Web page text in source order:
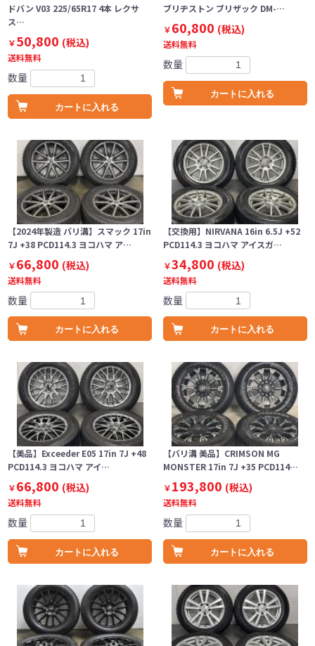
ドバン V03 225/65R17 4本 レクサ
ス…
￥50,800 (税込)
送料無料
数量
カートに入れる
ブリヂストン ブリザック DM-…
￥60,800 (税込)
送料無料
数量
カートに入れる
【2024年製造 バリ溝】スマック 17in
7J +38 PCD114.3 ヨコハマ ア…
￥66,800 (税込)
送料無料
数量
カートに入れる
【交換用】NIRVANA 16in 6.5J +52
PCD114.3 ヨコハマ アイスガ…
￥34,800 (税込)
送料無料
数量
カートに入れる
【美品】Exceeder E05 17in 7J +48
PCD114.3 ヨコハマ アイ…
￥66,800 (税込)
送料無料
数量
カートに入れる
【バリ溝 美品】CRIMSON MG
MONSTER 17in 7J +35 PCD114…
￥193,800 (税込)
送料無料
数量
カートに入れる